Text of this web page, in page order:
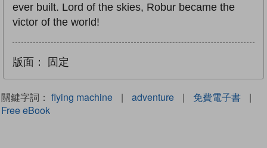
ever built. Lord of the skies, Robur became the
victor of the world!
版面： 固定
關鍵字詞： flying machine | adventure | 免費電子書
|
Free eBook